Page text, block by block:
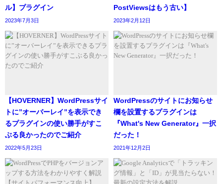
ル】プラグイン
2023年7月3日
PostViewsはもう古い】
2023年2月12日
【HOVERNER】WordPressサイ
トに”オーバーレイ”を表示でき
るプラグインの使い勝手がすこ
ぶる良かったのでご紹介
2022年5月23日
WordPressのサイトにお知らせ
欄を設置するプラグインは
『What's New Generator』一択
だった！
2021年12月2日